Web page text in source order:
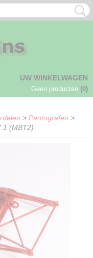
UW WINKELWAGEN
Geen producten (0)
> Pantografen >
(MBT2)